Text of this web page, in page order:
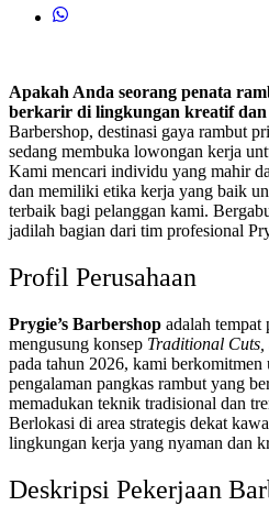
Apakah Anda seorang penata
berkarir di lingkungan kreatif dan
Barbershop, destinasi gaya rambut
sedang membuka lowongan kerja
Kami mencari individu yang mahir
dan memiliki etika kerja yang baik
terbaik bagi pelanggan kami.
jadilah bagian dari tim profesional
Profil Perusahaan
Prygie’s Barbershop adalah tempat
mengusung konsep Traditional Cuts,
pada tahun 2026, kami berkomitmen
pengalaman pangkas rambut yang
memadukan teknik tradisional dan
Berlokasi di area strategis dekat
lingkungan kerja yang nyaman dan
Deskripsi Pekerjaan